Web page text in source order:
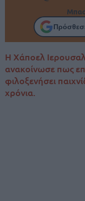
Η Χάποελ
ανακοίνωσε πως
φιλοξενήσει
χρόνια.